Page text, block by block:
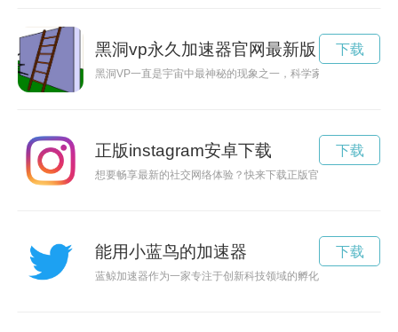
黑洞vp永久加速器官网最新版
黑洞VP一直是宇宙中最神秘的现象之一，科学家们对其进行持
下载
正版instagram安卓下载
想要畅享最新的社交网络体验？快来下载正版官方的
下载
能用小蓝鸟的加速器
蓝鲸加速器作为一家专注于创新科技领域的孵化器，致力于为
下载